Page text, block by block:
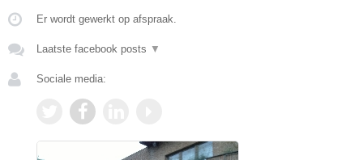
Er wordt gewerkt op afspraak.
Laatste facebook posts ▼
Sociale media: